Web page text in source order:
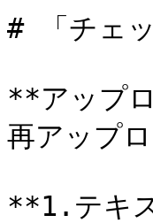
# 「チェ
**アップ
再アップ
**1.テキ